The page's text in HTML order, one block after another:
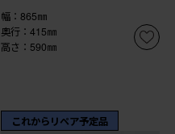
幅：865㎜
奥行：415㎜
高さ：590㎜
これからリペア予定品